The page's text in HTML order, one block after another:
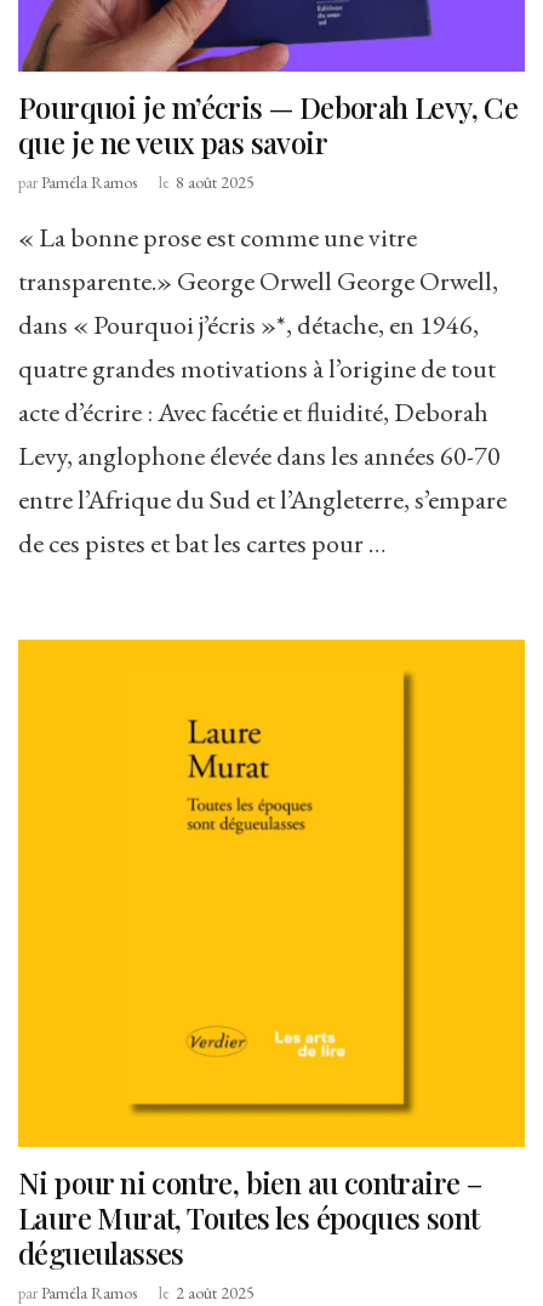
Pourquoi je m’écris — Deborah Levy, Ce
que je ne veux pas savoir
parPaméla Ramos le 8 août 2025
« La bonne prose est comme une vitre
transparente.» George Orwell George Orwell,
dans « Pourquoi j’écris »*, détache, en 1946,
quatre grandes motivations à l’origine de tout
acte d’écrire : Avec facétie et fluidité, Deborah
Levy, anglophone élevée dans les années 60-70
entre l’Afrique du Sud et l’Angleterre, s’empare
de ces pistes et bat les cartes pour …
Ni pour ni contre, bien au contraire –
Laure Murat, Toutes les époques sont
dégueulasses
parPaméla Ramos le 2 août 2025